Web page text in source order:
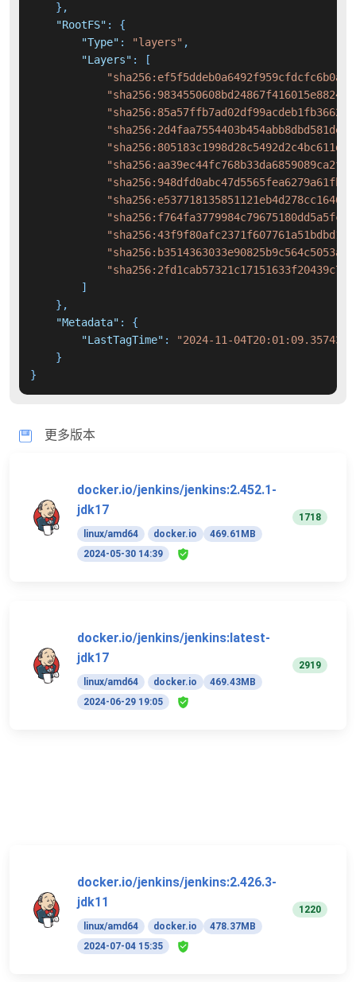
} ,
"RootFS" :
{
"Type" : "layers" ,
"Layers" :
[
]
} ,
"Metadata" :
{
"LastTagTime" :
"2024-11-
}
}
更多版本
docker.io/jenkins/jenkins:2.452.1-
jdk17
linux/amd64 docker.io
469.61MB
2024-05-30 14:39
1718
docker.io/jenkins/jenkins:latest-
jdk17
linux/amd64 docker.io
469.43MB
2024-06-29 19:05
2919
docker.io/jenkins/jenkins:2.426.3-
jdk11
linux/amd64 docker.io
478.37MB
2024-07-04 15:35
1220